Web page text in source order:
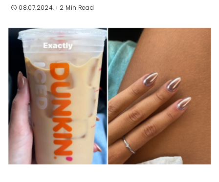
08.07.2024. 2 Min Read